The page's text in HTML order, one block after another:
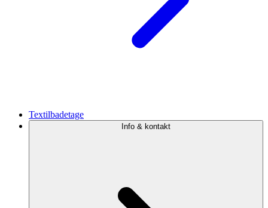
Textilbadetage
Info & kontakt